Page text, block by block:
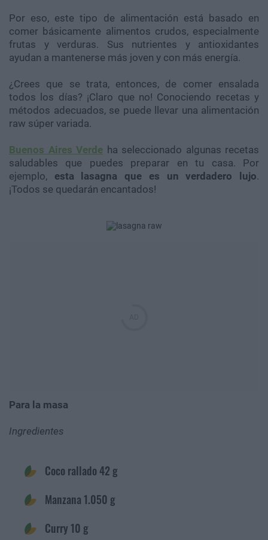
Por eso, este tipo de alimentación está basado en
comer básicamente alimentos crudos, especialmente
frutas y verduras. Sus nutrientes y antioxidantes
ayudan a mantenerse más joven y con más energía.
¿Crees que se trata, entonces, de comer ensalada
todos los días? ¡Claro que no! Conociendo recetas y
métodos adecuados, se puede llevar una alimentación
raw súper variada.
Buenos Aires Verde ha seleccionado algunas recetas
saludables que puedes preparar en tu casa. Por
ejemplo, esta lasagna que es un verdadero lujo.
¡Todos se quedarán encantados!
Para la masa
Ingredientes
Coco rallado 42 g
Manzana 1.050 g
Curry 10 g